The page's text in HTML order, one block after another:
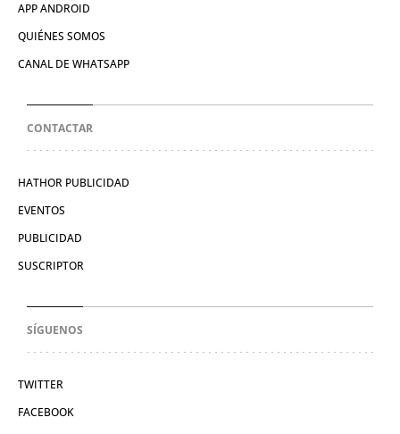
APP ANDROID
QUIÉNES SOMOS
CANAL DE WHATSAPP
CONTACTAR
HATHOR PUBLICIDAD
EVENTOS
PUBLICIDAD
SUSCRIPTOR
SÍGUENOS
TWITTER
FACEBOOK